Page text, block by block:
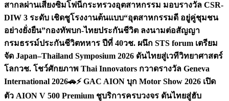
สากลผ่านเสียงซิมโฟนีกระทรวงอุตสาหกรรม มอบรางวัล CSR-
DIW 3 ระดับ เชิดชูโรงงานต้นแบบ“อุตสาหกรรมดี อยู่คู่ชุมชน
อย่างยั่งยืน”กองทัพบก-ไทยประกันชีวิต ลงนามต่อสัญญา
กรมธรรม์ประกันชีวิตทหาร ปีที่ 40วช. ผนึก STS forum เตรียม
จัด Japan–Thailand Symposium 2026 ดันไทยสู่เวทีวิทยาศาสตร์
โลกวช. โชว์ศักยภาพ Thai Innovators กวาดรางวัล Geneva
International 2026🚗⚡️ GAC AION บุก Motor Show 2026 เปิด
ตัว AION V 500 Premium ชูบริการครบวงจร ดันไทยสู่ฮับ